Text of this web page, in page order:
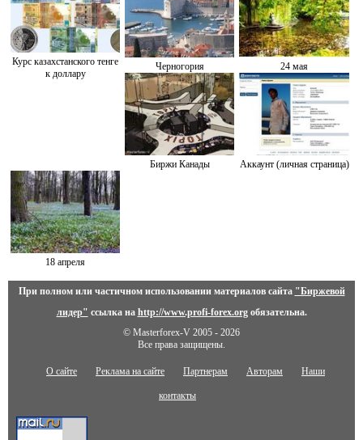
Курс казахстанского тенге
к доллару
Черногория 24 мая
Биржи Канады Аккаунт (личная страница)
18 апреля
При полном или частичном использовании материалов сайта "Биржевой
лидер" ссылка на http://www.profi-forex.orgобязательна.
© Masterforex-V 2005 - 2026
Все права защищены.
О сайте Реклама на сайте Партнерам Авторам Наши
контакты